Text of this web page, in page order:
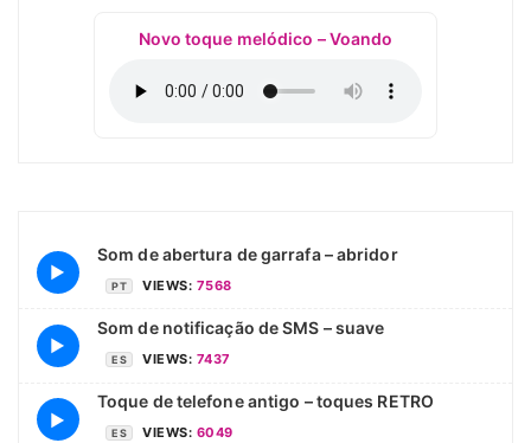
Novo toque melódico – Voando
▶
Som de abertura de garrafa – abridor
PT VIEWS: 7568
▶
Som de notificação de SMS – suave
ES VIEWS: 7437
▶
Toque de telefone antigo – toques RETRO
ES VIEWS: 6049